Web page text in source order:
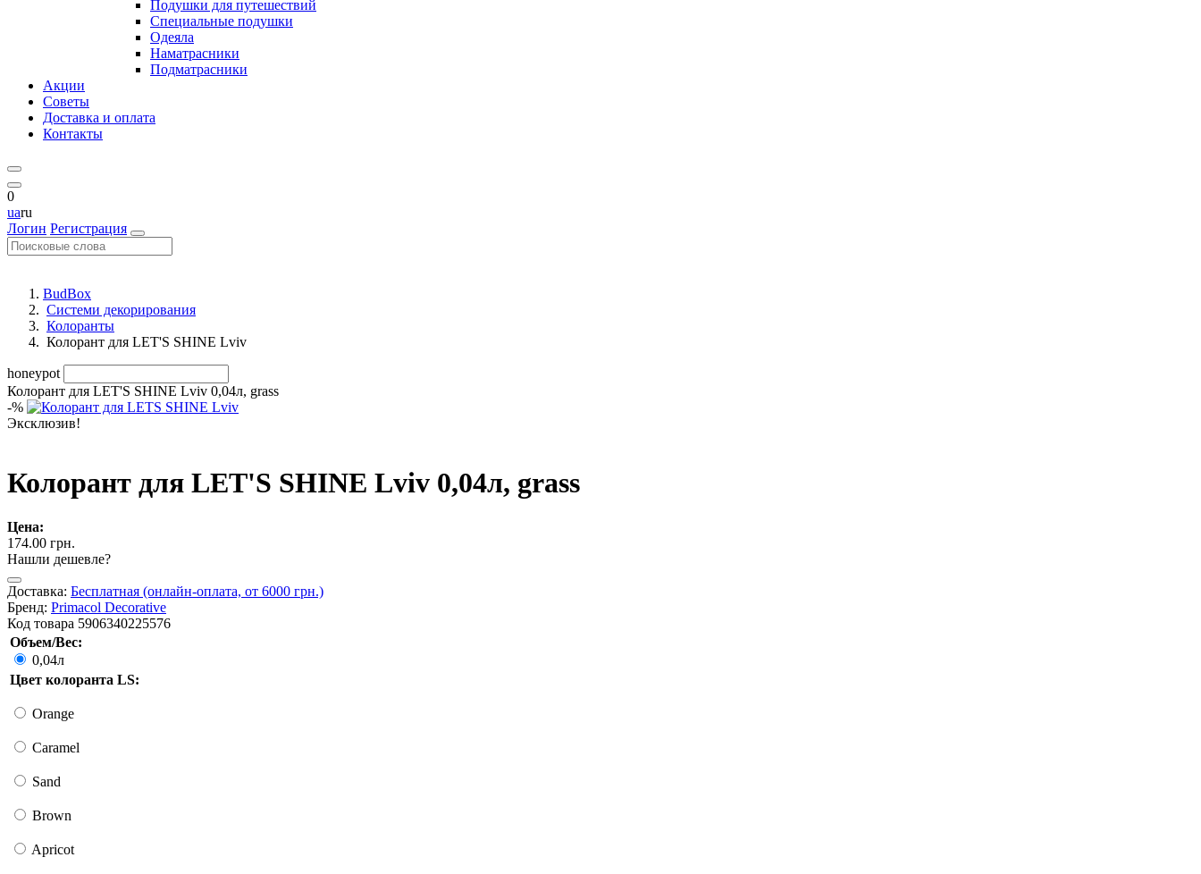
Подушки для путешествий
Специальные подушки
Одеяла
Наматрасники
Подматрасники
Акции
Советы
Доставка и оплата
Контакты
0
uaru
Логин Регистрация
BudBox
Системи декорирования
Колоранты
Колорант для LET'S SHINE Lviv
honeypot
Колорант для LET'S SHINE Lviv 0,04л, grass
-%
Эксклюзив!
Колорант для LET'S SHINE Lviv 0,04л, grass
Цена:
174.00 грн.
Нашли дешевле?
Доставка: Бесплатная (онлайн-оплата, от 6000 грн.)
Бренд: Primacol Decorative
Код товара 5906340225576
Объем/Вес:
0,04л
Цвет колоранта LS:
Orange
Caramel
Sand
Brown
Apricot